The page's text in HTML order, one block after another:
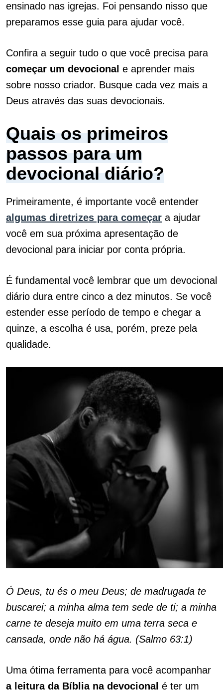
ensinado nas igrejas. Foi pensando nisso que
preparamos esse guia para ajudar você.
Confira a seguir tudo o que você precisa para
começar um devocional e aprender mais
sobre nosso criador. Busque cada vez mais a
Deus através das suas devocionais.
Quais os primeiros
passos para um
devocional diário?
Primeiramente, é importante você entender
algumas diretrizes para começar a ajudar
você em sua próxima apresentação de
devocional para iniciar por conta própria.
É fundamental você lembrar que um devocional
diário dura entre cinco a dez minutos. Se você
estender esse período de tempo e chegar a
quinze, a escolha é usa, porém, preze pela
qualidade.
Ó Deus, tu és o meu Deus; de madrugada te
buscarei; a minha alma tem sede de ti; a minha
carne te deseja muito em uma terra seca e
cansada, onde não há água. (Salmo 63:1)
Uma ótima ferramenta para você acompanhar
a leitura da Bíblia na devocional é ter um